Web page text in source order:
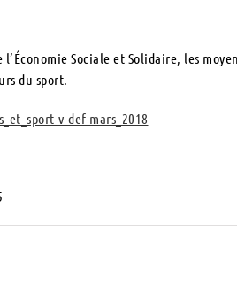
Sociale et Solidaire, les
du sport.
v-def-mars_2018